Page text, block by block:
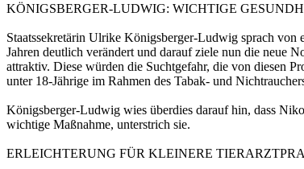
KÖNIGSBERGER-LUDWIG: WICHTIGE
Staatssekretärin Ulrike Königsberger-Ludwig sprach
Jahren deutlich verändert und darauf ziele nun die neue
attraktiv. Diese würden die Suchtgefahr, die von diesen
unter 18-Jährige im Rahmen des Tabak- und
Königsberger-Ludwig wies überdies darauf hin, dass
wichtige Maßnahme, unterstrich sie.
ERLEICHTERUNG FÜR KLEINERE